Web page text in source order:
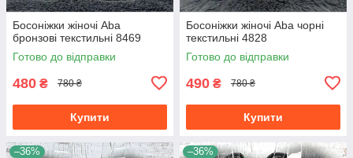
Босоніжки жіночі Aba
бронзові текстильні 8469
Готово до відправки
480 ₴ 780 ₴
Купити
Босоніжки жіночі Aba чорні
текстильні 4828
Готово до відправки
490 ₴ 780 ₴
Купити
–36% –36%